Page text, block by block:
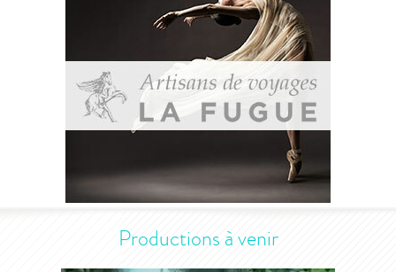
Productions à venir